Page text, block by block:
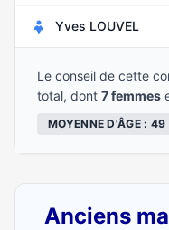
Yves LOUVEL
Le conseil de cette
total, dont 7 femmes
MOYENNE D'ÂGE : 49
Anciens